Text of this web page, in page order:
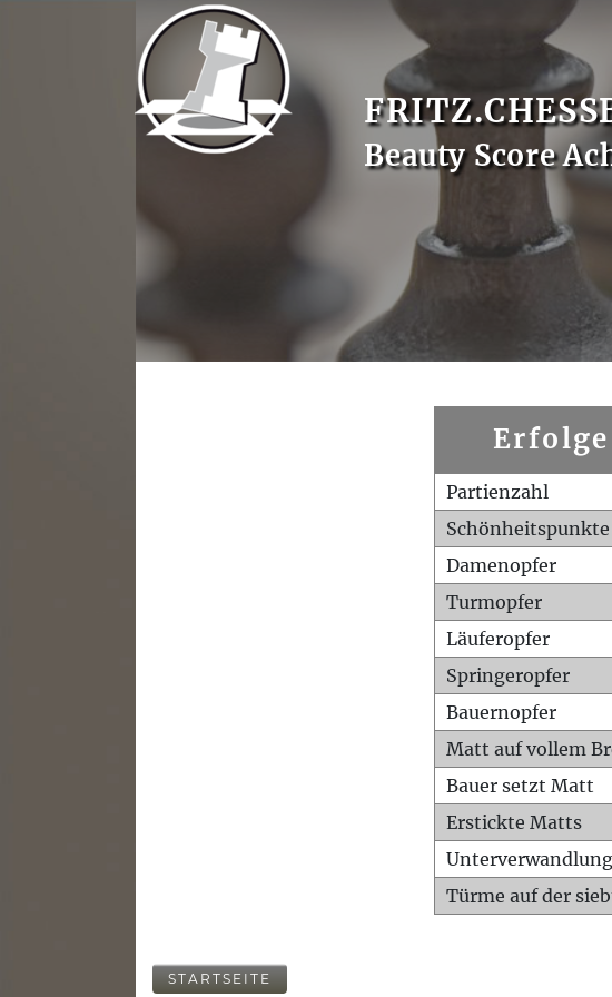
Beauty Score
Partienzahl
Schönheitspunkte
Damenopfer
Turmopfer
Läuferopfer
Springeropfer
Bauernopfer
Matt auf vollem
Bauer setzt Matt
Erstickte Matts
Türme auf der
STARTSEITE